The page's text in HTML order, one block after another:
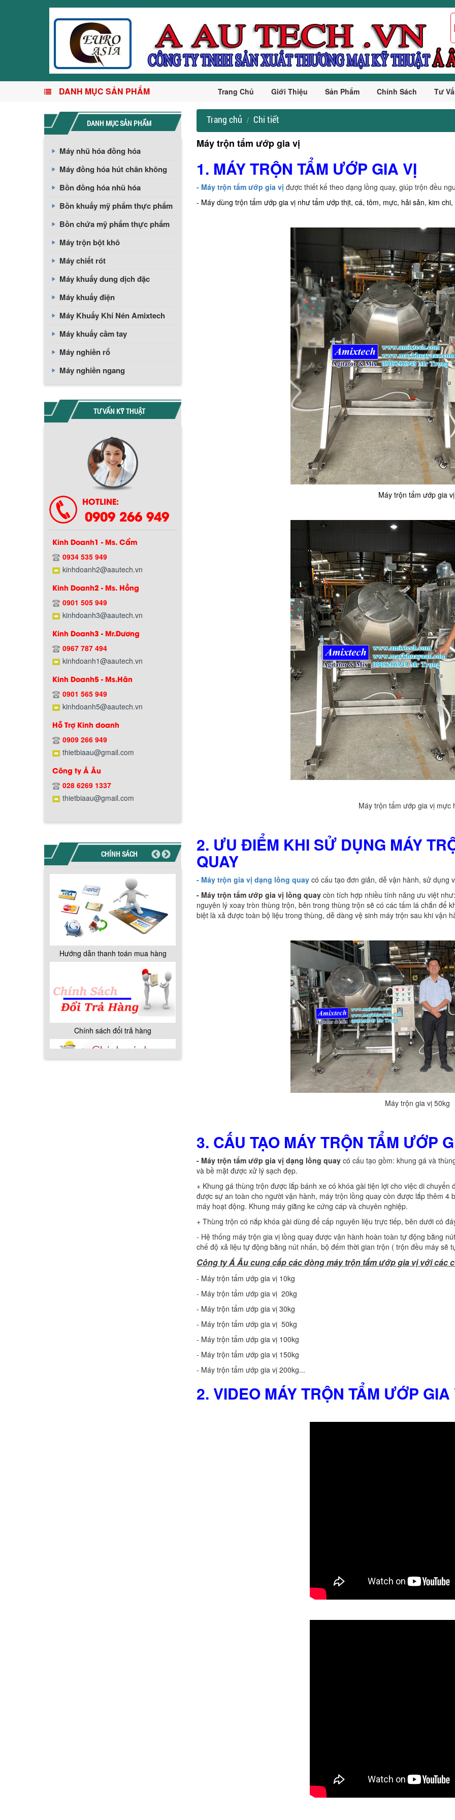
DANH MỤC SẢN PHẨM Trang Chủ Giới Thiệu Sản Phẩm Chính Sách Tư
DANH MỤC SẢN PHẨM
Máy nhũ hóa đồng hóa
Máy đồng hóa hút chân không
Bồn đồng hóa nhũ hóa
Bồn khuấy mỹ phẩm thực phẩm
Bồn chứa mỹ phẩm thực phẩm
Máy trộn bột khô
Máy chiết rót
Máy khuấy dung dịch đặc
Máy khuấy điện
Máy Khuấy Khí Nén Amixtech
Máy khuấy cầm tay
Máy nghiền rổ
Máy nghiền ngang
TƯ VẤN KỸ THUẬT
HOTLINE:
0909 266 949
Kinh Doanh1 - Ms. Cẩm
0934 535 949
kinhdoanh2@aautech.vn
Kinh Doanh2 - Ms. Hồng
0901 505 949
kinhdoanh3@aautech.vn
Kinh Doanh3 - Mr.Dương
0967 787 494
kinhdoanh1@aautech.vn
Kinh Doanh5 - Ms.Hân
0901 565 949
kinhdoanh5@aautech.vn
Hỗ Trợ Kinh doanh
0909 266 949
thietbiaau@gmail.com
Công ty Á Âu
028 6269 1337
thietbiaau@gmail.com
CHÍNH SÁCH
Chính sách bảo hành
Hướng dẫn thanh toán mua hàng
Chính sách đổi trả hàng
Trang chủ Chi tiết
Máy trộn tẩm ướp gia vị
1. MÁY TRỘN TẨM ƯỚP GIA VỊ
- Máy trộn tẩm ướp gia vị được thiết kế theo dạng lồng quay, giúp trộn đều
- Máy dùng trộn tẩm ướp gia vị như tẩm ướp thịt, cá, tôm, mực, hải sản, kim
Máy trộn tẩm ướp gia
Máy trộn tẩm ướp gia vị mực
2. ƯU ĐIỂM KHI SỬ DỤNG MÁY
QUAY
- Máy trộn gia vị dạng lồng quay có cấu tạo đơn giản, dễ vận hành, sử dụng
- Máy trộn tẩm ướp gia vị lồng quay còn tích hợp nhiều tính năng ưu việt
nguyên lý xoay tròn thùng trộn, bên trong thùng trộn sẽ có các tấm lá chắn để
biệt là xả được toàn bộ liệu trong thùng, dễ dàng vệ sinh máy trộn sau khi vận
Máy trộn gia vị 50kg
3. CẤU TẠO MÁY TRỘN TẨM ƯỚP
- Máy trộn tẩm ướp gia vị dạng lồng quay có cấu tạo gồm: khung gá và
và bề mặt được xử lý sạch đẹp.
+ Khung gá thùng trộn được lắp bánh xe có khóa gài tiện lợi cho việc di
được sự an toàn cho người vận hành, máy trộn lồng quay còn được lắp thêm
máy hoạt động. Khung máy giằng ke cứng cáp và chuyên nghiệp.
+ Thùng trộn có nắp khóa gài dùng để cấp nguyên liệu trực tiếp, bên dưới có
- Hệ thống máy trộn gia vị lồng quay được vận hành hoàn toàn tự động bằng
chế độ xả liệu tự động bằng nút nhấn, bộ đếm thời gian trộn ( trộn đều máy sẽ
Công ty Á Âu cung cấp các dòng máy trộn tẩm ướp gia vị với các
- Máy trộn tẩm ướp gia vị 10kg
- Máy trộn tẩm ướp gia vị 20kg
- Máy trộn tẩm ướp gia vị 30kg
- Máy trộn tẩm ướp gia vị 50kg
- Máy trộn tẩm ướp gia vị 100kg
- Máy trộn tẩm ướp gia vị 150kg
- Máy trộn tẩm ướp gia vị 200kg...
2. VIDEO MÁY TRỘN TẨM ƯỚP GIA
Bồn chứa giải nhiệt sơn, mực
in có cấu tạo gồm 2 lớp inox và
được dùng để làm giảm nhiệt
độ của nguyên...
MÁY TRỘN BỘT KHÔ 500KG
Á Âu: hiệu suất cao, kiểm soát
nhiệt tốt, tiết kiệm chi...
ƯU ĐÃI ĐẶC BIỆT: GIÁ MÁY